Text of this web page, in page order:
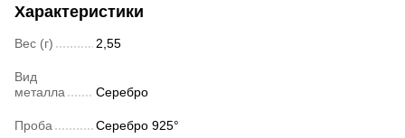
Характеристики
Вес (г) 2,55
Вид
металла
Серебро
Проба Серебро 925°